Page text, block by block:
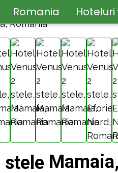
Romania Hoteluri